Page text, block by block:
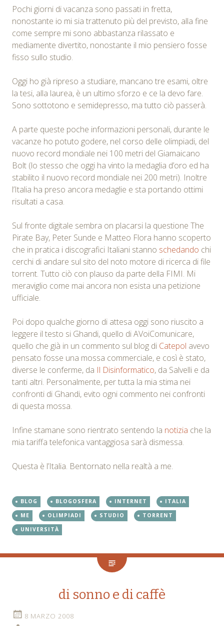
Pochi giorni di vacanza sono passati in fretta,
nonostante io mi sia trattenuto più del previsto, alla fine
come sempre mi sono abbastanza rilassato e
mediamente divertito, nonostante il mio pensiero fosse
fisso sullo studio.
Oggi ho già ripreso a studiare, mancano tre esami, oltre
la tesi, alla laurea, è un ultimo sforzo e ce la devo fare.
Sono sottotono e semidepresso, ma tutto ciò passerà.
A parte queste poche informazioni personali, durante le
vacanze ho potuto godere, nel corso delle olimpiadi, del
nuovo record mondiale nei 100 metri del Giamaicano
Bolt (lo stesso che oggi ha vinto la medaglia d’oro ed ha
stabilito il nuovo record mondiale nei 200 metri). Inoltre
l’Italia ha preso ancora medaglie e sta portando ottimi
risultati a casa.
Sul fronte digitale sembra on placarsi la questione The
Pirate Bay, Peter Sunde e Matteo Flora hanno scoperto
che in pratica i discografici Italiani stanno schedando chi
cerchi di andare sul sito del noto motore di ricerca di file
torrent. Tutto ciò con plauso da parte della FIMI. Mi
meraviglio come mai ancora non esista una petizione
ufficiale.
Poi dopo qualche giorno di attesa oggi sono riuscito a
leggere il testo si Ghandi, quello di AVoiComunicare,
quello che già in un commento sul blog di Catepol avevo
pensato fosse una mossa commerciale, e così è stato,
diverse le conferme, da Il Disinformatico, da Salvelli e da
tanti altri. Personalmente, per tutta la mia stima nei
confronti di Ghandi, evito ogni commento nei confronti
di questa mossa.
Infine stamane sono rientrato sentendo la notizia che la
mia tariffa telefonica vantaggiosa sarà dismessa.
Questa è l’Italia. Bentornato nella realtà a me.
BLOG BLOGOSFERA INTERNET
ITALIA
ME
OLIMPIADI STUDIO
TORRENT
UNIVERSITÀ
di sonno e di caffè
8 MARZO 2008